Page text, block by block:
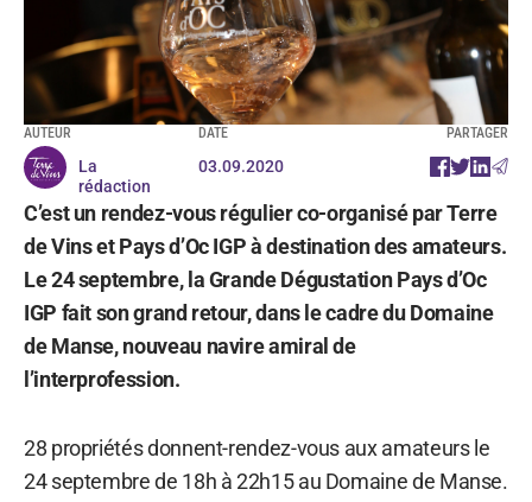
AUTEUR
La
rédaction
DATE
03.09.2020
PARTAGER
C’est un rendez-vous régulier co-organisé par Terre
de Vins et Pays d’Oc IGP à destination des amateurs.
Le 24 septembre, la Grande Dégustation Pays d’Oc
IGP fait son grand retour, dans le cadre du Domaine
de Manse, nouveau navire amiral de
l’interprofession.
28 propriétés donnent-rendez-vous aux amateurs le
24 septembre de 18h à 22h15 au Domaine de Manse.